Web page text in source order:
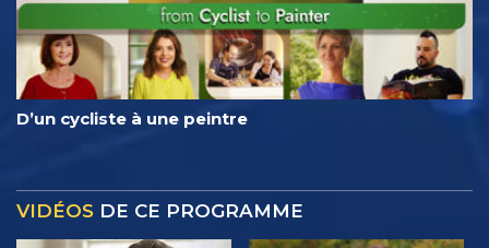
D’un cycliste à une peintre
VIDÉOS DE CE PROGRAMME